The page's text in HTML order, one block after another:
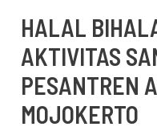
HALAL
AKTIVITAS
PESANTREN
MOJOKERTO